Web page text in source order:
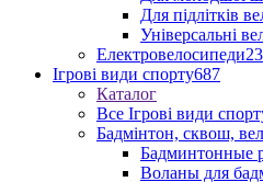
Для підлітків
Універсальні
Електровелосипеди
Ігрові види спорту687
Каталог
Все Ігрові види
Бадмінтон, сквош,
Бадминтонные
Воланы для